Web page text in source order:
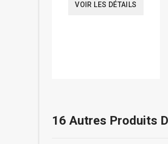
VOIR LES DÉTAILS
16 Autres Produits